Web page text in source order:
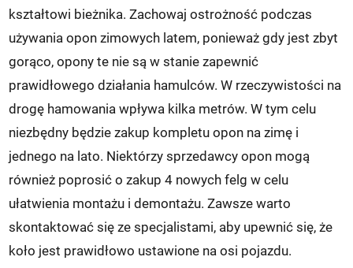
kształtowi bieżnika. Zachowaj ostrożność podczas
używania opon zimowych latem, ponieważ gdy jest zbyt
gorąco, opony te nie są w stanie zapewnić
prawidłowego działania hamulców. W rzeczywistości na
drogę hamowania wpływa kilka metrów. W tym celu
niezbędny będzie zakup kompletu opon na zimę i
jednego na lato. Niektórzy sprzedawcy opon mogą
również poprosić o zakup 4 nowych felg w celu
ułatwienia montażu i demontażu. Zawsze warto
skontaktować się ze specjalistami, aby upewnić się, że
koło jest prawidłowo ustawione na osi pojazdu.